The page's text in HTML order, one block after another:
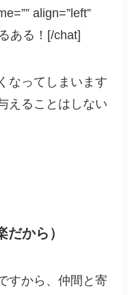
align=”left”
ある！[/chat]
なってしまいます
えることはしない
から）
すから、仲間と寄